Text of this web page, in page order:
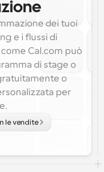
dei tuoi
e i flussi di
Cal.com può
di stage o
o
per
le vendite